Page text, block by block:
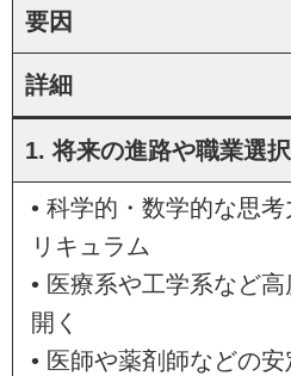
要因
詳細
1. 将来の進路や職業選
• 科学的・数学的な思
リキュラム
• 医療系や工学系など
開く
• 医師や薬剤師などの